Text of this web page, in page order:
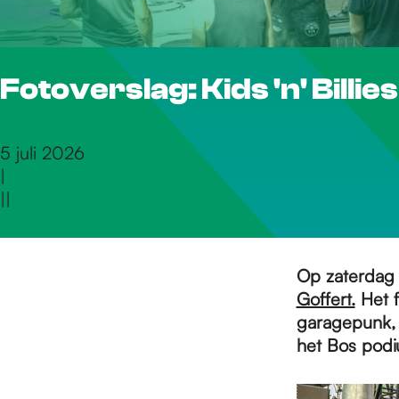
Fotoverslag: Kids 'n'
5 juli 2026
|
||
Op
Goffert.Het
het Bos